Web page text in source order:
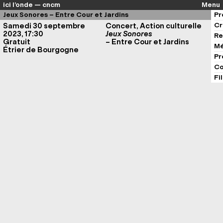
ici l’onde — cncm
Menu
Jeux Sonores – Entre Cour et Jardins
Samedi 30 septembre
2023, 17:30
Gratuit
Étrier de Bourgogne
Concert, Action culturelle
Jeux Sonores
– Entre Cour et Jardins